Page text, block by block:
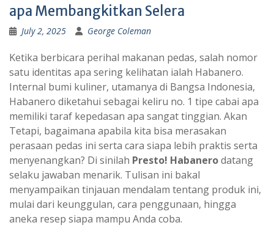
apa Membangkitkan Selera
July 2, 2025 George Coleman
Ketika berbicara perihal makanan pedas, salah nomor
satu identitas apa sering kelihatan ialah Habanero.
Internal bumi kuliner, utamanya di Bangsa Indonesia,
Habanero diketahui sebagai keliru no. 1 tipe cabai apa
memiliki taraf kepedasan apa sangat tinggian. Akan
Tetapi, bagaimana apabila kita bisa merasakan
perasaan pedas ini serta cara siapa lebih praktis serta
menyenangkan? Di sinilah Presto! Habanerodatang
selaku jawaban menarik. Tulisan ini bakal
menyampaikan tinjauan mendalam tentang produk ini,
mulai dari keunggulan, cara penggunaan, hingga
aneka resep siapa mampu Anda coba.